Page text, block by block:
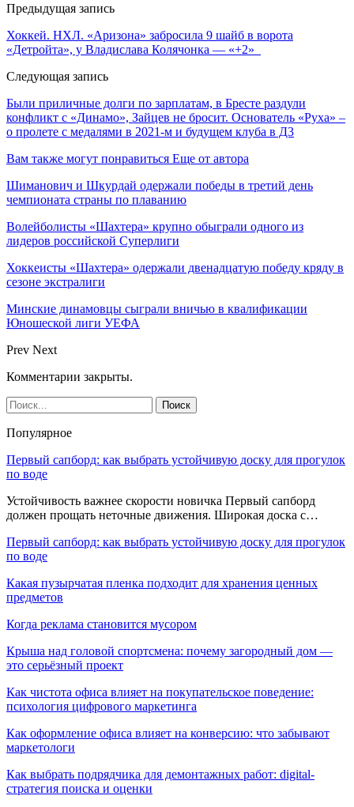
Предыдущая запись
Хоккей. НХЛ. «Аризона» забросила 9 шайб в ворота
«Детройта», у Владислава Колячонка — «+2»
Следующая запись
Были приличные долги по зарплатам, в Бресте раздули
конфликт с «Динамо», Зайцев не бросит. Основатель «Руха» –
о пролете с медалями в 2021-м и будущем клуба в Д3
Вам также могут понравиться Еще от автора
Шиманович и Шкурдай одержали победы в третий день
чемпионата страны по плаванию
Волейболисты «Шахтера» крупно обыграли одного из
лидеров российской Суперлиги
Хоккеисты «Шахтера» одержали двенадцатую победу кряду в
сезоне экстралиги
Минские динамовцы сыграли вничью в квалификации
Юношеской лиги УЕФА
Prev Next
Комментарии закрыты.
Популярное
Первый сапборд: как выбрать устойчивую доску для прогулок
по воде
Устойчивость важнее скорости новичка Первый сапборд
должен прощать неточные движения. Широкая доска с…
Первый сапборд: как выбрать устойчивую доску для прогулок
по воде
Какая пузырчатая пленка подходит для хранения ценных
предметов
Когда реклама становится мусором
Крыша над головой спортсмена: почему загородный дом —
это серьёзный проект
Как чистота офиса влияет на покупательское поведение:
психология цифрового маркетинга
Как оформление офиса влияет на конверсию: что забывают
маркетологи
Как выбрать подрядчика для демонтажных работ: digital-
стратегия поиска и оценки